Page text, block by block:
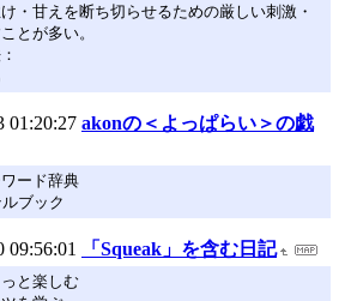
・甘えを断ち切らせるための厳しい刺激・
とが多い。
01:20:27 akonの＜よっぱらい＞の戯
ード辞典
ブック
09:56:01 「Squeak」を含む日記
と楽しむ